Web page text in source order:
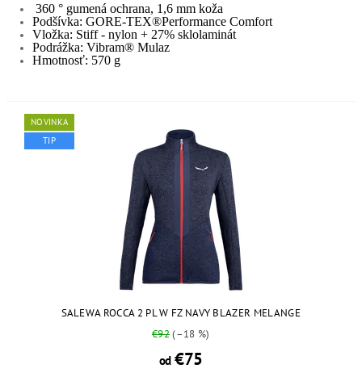
360 ° gumená ochrana, 1,6 mm koža
Podšívka: GORE-TEX®Performance Comfort
Vložka: Stiff - nylon + 27% sklolaminát
Podrážka: Vibram® Mulaz
Hmotnosť: 570 g
NOVINKA
TIP
SALEWA ROCCA 2 PL W FZ NAVY BLAZER MELANGE
€92(–18 %)
od€75